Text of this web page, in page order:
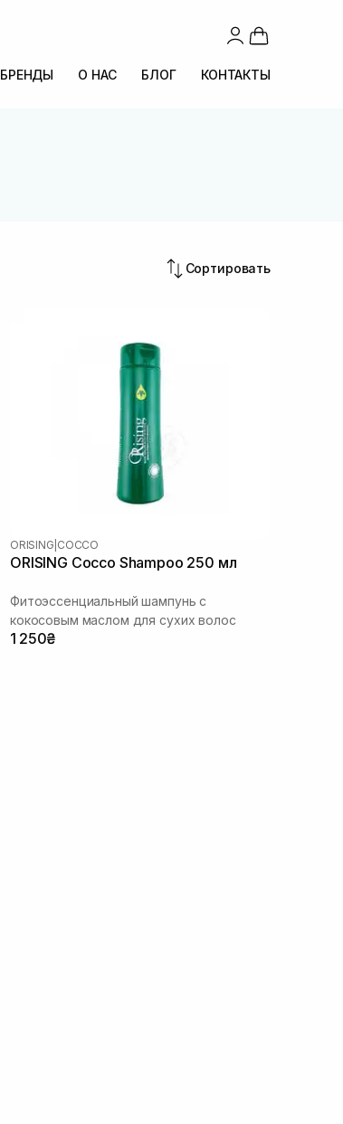
БРЕНДЫ О НАС БЛОГ КОНТАКТЫ
Сортировать
ORISING COCCO
ORISING Cocco Shampoo 250 мл
Фитоэссенциальный шампунь с
кокосовым маслом для сухих волос
1 250₴